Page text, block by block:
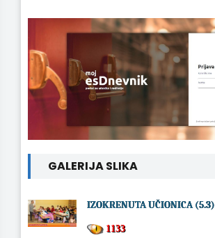
GALERIJA SLIKA
IZOKRENUTA UČIONICA (5.3)
1133